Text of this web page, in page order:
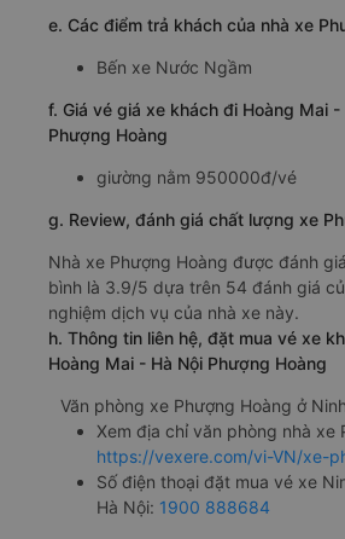
e. Các điểm trả khách của nhà xe
Bến xe Nước Ngầm
f. Giá vé giá xe khách đi Hoàng Mai
Phượng Hoàng
giường nằm 950000đ/vé
g. Review, đánh giá chất lượng xe
Nhà xe Phượng Hoàng được đánh
bình là 3.9/5 dựa trên 54 đánh giá
nghiệm dịch vụ của nhà xe này.
h. Thông tin liên hệ, đặt mua vé xe
Hoàng Mai - Hà Nội Phượng Hoàng
Văn phòng xe Phượng Hoàng ở
Xem địa chỉ văn phòng nhà xe
https://vexere.com/vi-VN/xe-
Số điện thoại đặt mua vé xe
Hà Nội: 1900 888684